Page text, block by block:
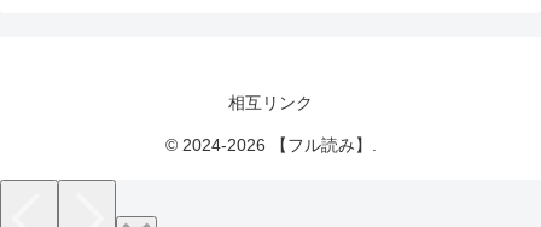
相互リンク
© 2024-2026 【フル読み】.